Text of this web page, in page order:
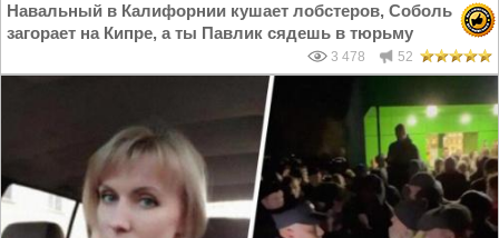
Навальный в Калифорнии кушает лобстеров, Соболь
загорает на Кипре, а ты Павлик сядешь в тюрьму
3 478 52